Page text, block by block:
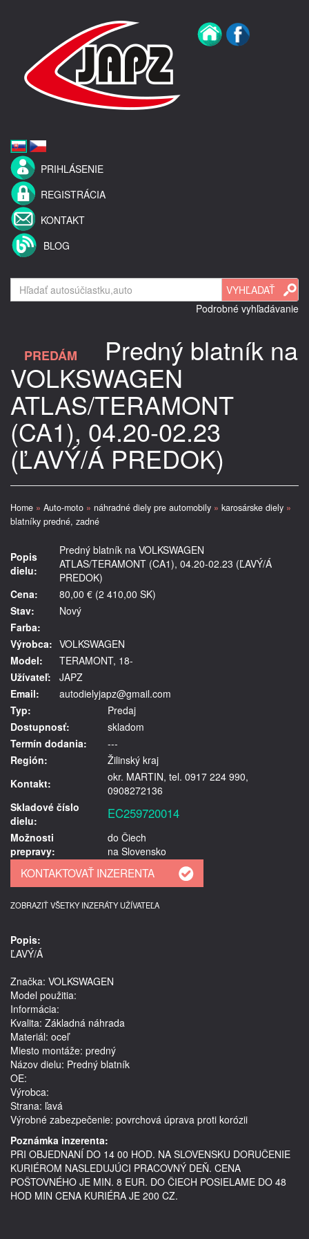
PRIHLÁSENIE
REGISTRÁCIA
KONTAKT
BLOG
Podrobné vyhľadávanie
PREDÁM Predný blatník na
VOLKSWAGEN
ATLAS/TERAMONT
(CA1), 04.20-02.23
(ĽAVÝ/Á PREDOK)
Home » Auto-moto » náhradné diely pre automobily » karosárske diely »
blatníky predné, zadné
Popis
dielu:
Predný blatník na VOLKSWAGEN
ATLAS/TERAMONT (CA1), 04.20-02.23 (ĽAVÝ/Á
PREDOK)
Cena:
80,00 € (2 410,00 SK)
Stav:
Nový
Farba:
Výrobca: VOLKSWAGEN
Model:
TERAMONT, 18-
Užívateľ:
JAPZ
Email:
autodielyjapz@gmail.com
Typ:
Predaj
Dostupnosť:
skladom
Termín dodania:
---
Región:
Žilinský kraj
Kontakt:
okr. MARTIN, tel. 0917 224 990,
0908272136
Skladové číslo
dielu:
EC259720014
Možnosti
prepravy:
do Čiech
na Slovensko
ZOBRAZIŤ VŠETKY INZERÁTY UŽÍVATEĽA
Popis:
ĽAVÝ/Á
Značka: VOLKSWAGEN
Model použitia:
Informácia:
Kvalita: Základná náhrada
Materiál: oceľ
Miesto montáže: predný
Názov dielu: Predný blatník
OE:
Výrobca:
Strana: ľavá
Výrobné zabezpečenie: povrchová úprava proti korózii
Poznámka inzerenta:
PRI OBJEDNANÍ DO 14 00 HOD. NA SLOVENSKU DORUČENIE
KURIÉROM NASLEDUJÚCI PRACOVNÝ DEŇ. CENA
POŠTOVNÉHO JE MIN. 8 EUR. DO ČIECH POSIELAME DO 48
HOD MIN CENA KURIÉRA JE 200 CZ.